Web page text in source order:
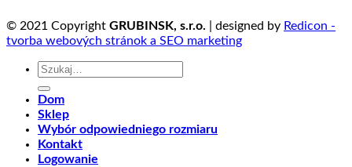
© 2021 Copyright GRUBINSK, s.r.o. | designed by Redicon -
tvorba webových stránok a SEO marketing
Szukaj:
Dom
Sklep
Wybór odpowiedniego rozmiaru
Kontakt
Logowanie